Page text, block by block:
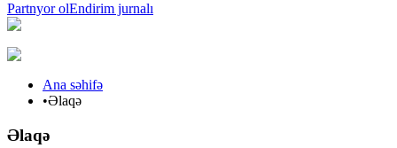
Partnyor olEndirim jurnalı
Ana səhifə
•Əlaqə
Əlaqə